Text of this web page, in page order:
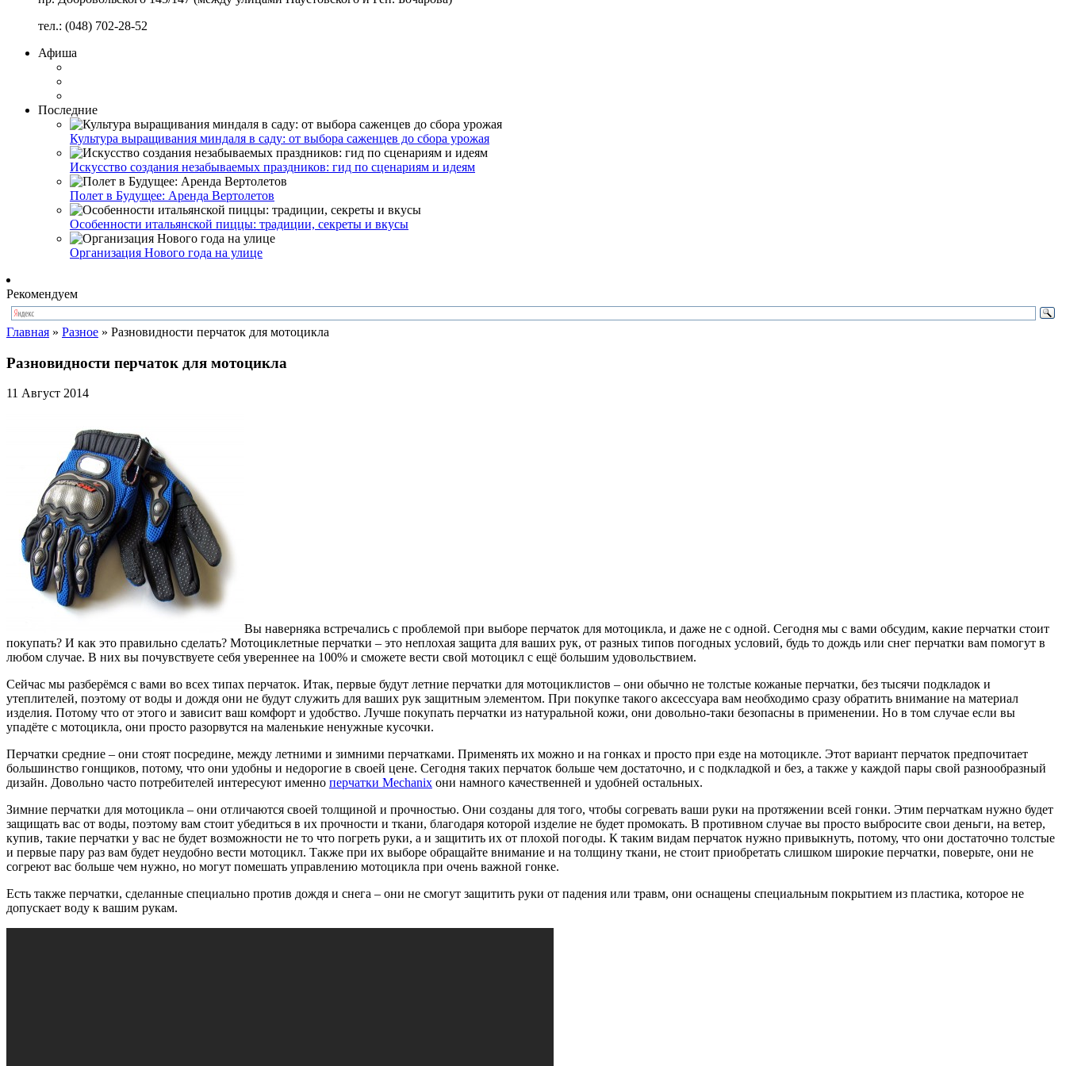
тел.: (048) 702-28-52
Афиша
Последние
Культура выращивания миндаля в саду: от выбора саженцев до сбора урожая
Искусство создания незабываемых праздников: гид по сценариям и идеям
Полет в Будущее: Аренда Вертолетов
Особенности итальянской пиццы: традиции, секреты и вкусы
Организация Нового года на улице
Рекомендуем
Главная » Разное » Разновидности перчаток для мотоцикла
Разновидности перчаток для мотоцикла
11 Август 2014
Вы наверняка встречались с проблемой при выборе перчаток для мотоцикла, и даже не с одной. Сегодня мы с вами обсудим, какие перчатки стоит
покупать? И как это правильно сделать? Мотоциклетные перчатки – это неплохая защита для ваших рук, от разных типов погодных условий, будь то дождь или снег перчатки вам помогут в
любом случае. В них вы почувствуете себя увереннее на 100% и сможете вести свой мотоцикл с ещё большим удовольствием.
Сейчас мы разберёмся с вами во всех типах перчаток. Итак, первые будут летние перчатки для мотоциклистов – они обычно не толстые кожаные перчатки, без тысячи подкладок и
утеплителей, поэтому от воды и дождя они не будут служить для ваших рук защитным элементом. При покупке такого аксессуара вам необходимо сразу обратить внимание на материал
изделия. Потому что от этого и зависит ваш комфорт и удобство. Лучше покупать перчатки из натуральной кожи, они довольно-таки безопасны в применении. Но в том случае если вы
упадёте с мотоцикла, они просто разорвутся на маленькие ненужные кусочки.
Перчатки средние – они стоят посредине, между летними и зимними перчатками. Применять их можно и на гонках и просто при езде на мотоцикле. Этот вариант перчаток предпочитает
большинство гонщиков, потому, что они удобны и недорогие в своей цене. Сегодня таких перчаток больше чем достаточно, и с подкладкой и без, а также у каждой пары свой разнообразный
дизайн. Довольно часто потребителей интересуют именно перчатки Mechanix они намного качественней и удобней остальных.
Зимние перчатки для мотоцикла – они отличаются своей толщиной и прочностью. Они созданы для того, чтобы согревать ваши руки на протяжении всей гонки. Этим перчаткам нужно будет
защищать вас от воды, поэтому вам стоит убедиться в их прочности и ткани, благодаря которой изделие не будет промокать. В противном случае вы просто выбросите свои деньги, на ветер,
купив, такие перчатки у вас не будет возможности не то что погреть руки, а и защитить их от плохой погоды. К таким видам перчаток нужно привыкнуть, потому, что они достаточно толстые
и первые пару раз вам будет неудобно вести мотоцикл. Также при их выборе обращайте внимание и на толщину ткани, не стоит приобретать слишком широкие перчатки, поверьте, они не
согреют вас больше чем нужно, но могут помешать управлению мотоцикла при очень важной гонке.
Есть также перчатки, сделанные специально против дождя и снега – они не смогут защитить руки от падения или травм, они оснащены специальным покрытием из пластика, которое не
допускает воду к вашим рукам.